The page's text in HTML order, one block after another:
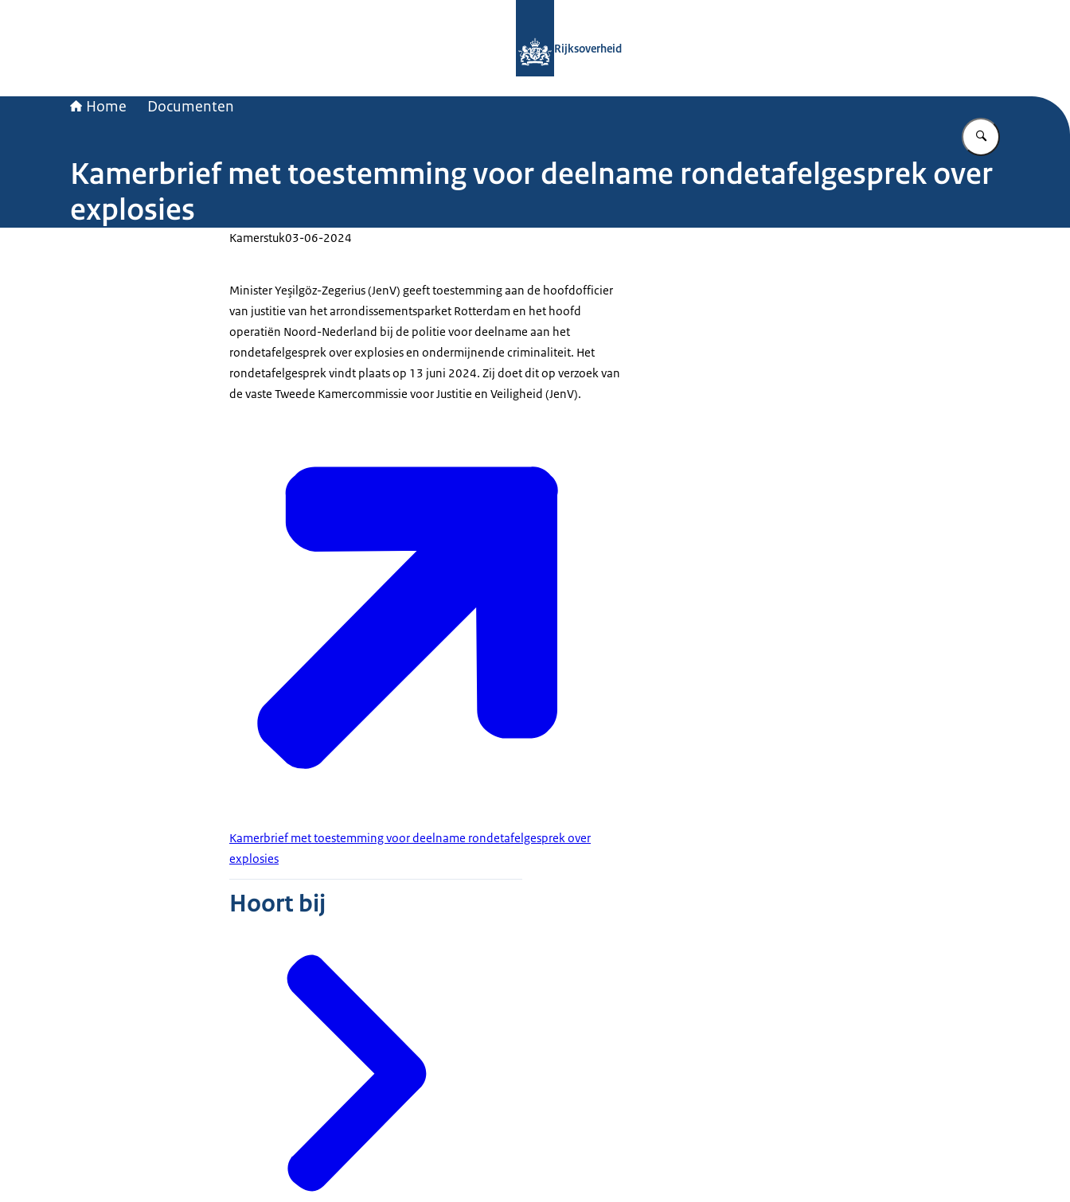
Rijksoverheid
Home Documenten
Vul in wat u
Kamerbrief met toestemming voor deelname rondetafelgesprek over
explosies
Kamerstuk03-06-2024
Minister Yeşilgöz-Zegerius (JenV) geeft toestemming aan de hoofdofficier
van justitie van het arrondissementsparket Rotterdam en het hoofd
operatiën Noord-Nederland bij de politie voor deelname aan het
rondetafelgesprek over explosies en ondermijnende criminaliteit. Het
rondetafelgesprek vindt plaats op 13 juni 2024. Zij doet dit op verzoek van
de vaste Tweede Kamercommissie voor Justitie en Veiligheid (JenV).
Kamerbrief met toestemming voor deelname rondetafelgesprek over
explosies
Hoort bij